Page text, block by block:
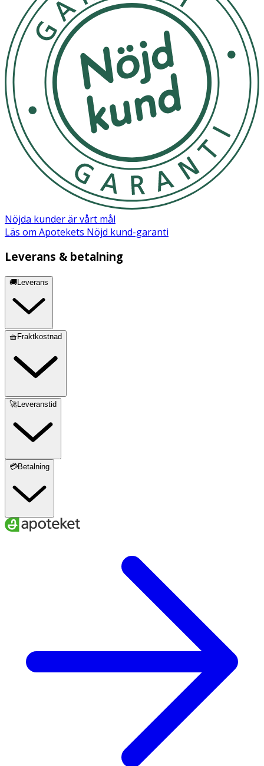
Nöjda kunder är vårt mål
Läs om Apotekets Nöjd kund-garanti
Leverans & betalning
🚚Leverans
🧺Fraktkostnad
🚀Leveranstid
💳Betalning